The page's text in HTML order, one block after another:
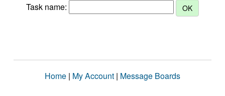
Task name:
Home | My Account | Message Boards